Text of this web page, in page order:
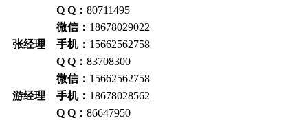
Q Q： 80711495
微信： 18678029022
张经理 手机： 15662562758
Q Q： 83708300
微信： 15662562758
游经理 手机： 18678028562
Q Q： 86647950